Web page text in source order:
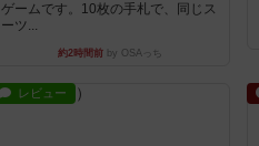
ゲームです。10枚の手札で、同じス
ーツ...
約2時間前 by OSAっち
レビュー